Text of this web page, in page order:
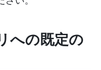
への既定の